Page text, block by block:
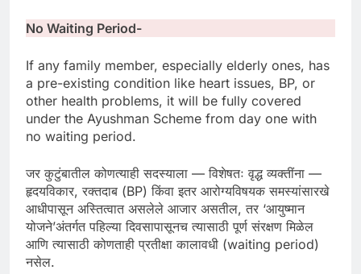
No Waiting Period-
If any family member, especially elderly ones, has
a pre-existing condition like heart issues, BP, or
other health problems, it will be fully covered
under the Ayushman Scheme from day one with
no waiting period.
जर कुटुंबातील कोणत्याही सदस्याला — विशेषतः वृद्ध व्यक्तींना —
हृदयविकार, रक्तदाब (BP) किंवा इतर आरोग्यविषयक समस्यांसारखे
आधीपासून अस्तित्वात असलेले आजार असतील, तर ‘आयुष्मान
योजने’अंतर्गत पहिल्या दिवसापासूनच त्यासाठी पूर्ण संरक्षण मिळेल
आणि त्यासाठी कोणताही प्रतीक्षा कालावधी (waiting period)
नसेल.